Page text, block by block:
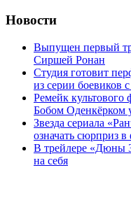
Новости
Выпущен первый
Сиршей Ронан
Студия готовит
из серии боевиков
Ремейк
Бобом Оденкёрком
Звезда сериала
означать сюрприз в
В трейлере «Дюны
на себя